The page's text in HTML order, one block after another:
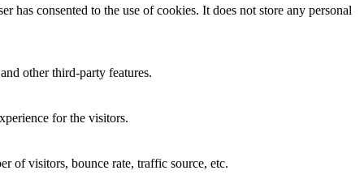
has consented to the use of cookies. It does not store any personal
other third-party features.
for the visitors.
of visitors, bounce rate, traffic source, etc.